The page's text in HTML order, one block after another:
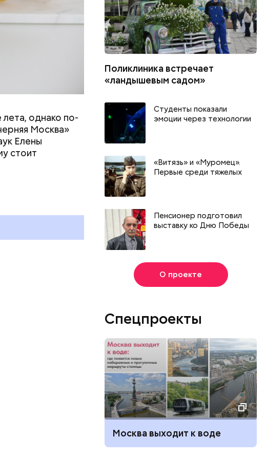
России
День разглядывания
горизонта и День пьяного
отмечают в России и мире 5
День
и мире 9
лета, однако по-
Москва»
Елены
стоит
Поликлиника встречает
«ландышевым садом»
Студенты показали
эмоции через технологии
«Витязь» и «Муромец».
Первые среди тяжелых
Пенсионер подготовил
выставку ко Дню Победы
О проекте
Спецпроекты
Москва выходит к воде